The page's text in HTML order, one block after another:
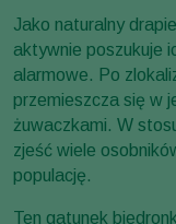
Jako naturalny
aktywnie poszukuje
alarmowe. Po
przemieszcza się w
żuwaczkami. W
zjeść wiele
populację.
Ten gatunek